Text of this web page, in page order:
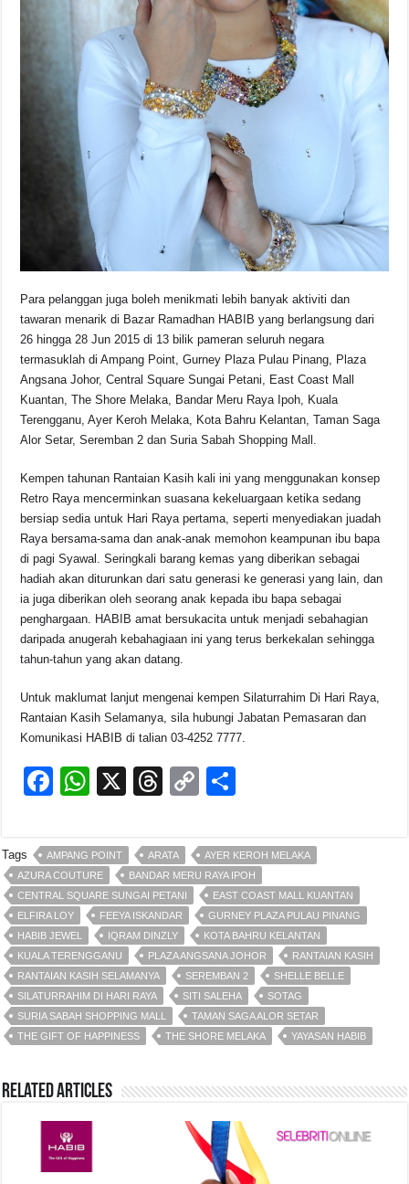
Para pelanggan juga boleh menikmati lebih banyak aktiviti dan
tawaran menarik di Bazar Ramadhan HABIB yang berlangsung dari
26 hingga 28 Jun 2015 di 13 bilik pameran seluruh negara
termasuklah di Ampang Point, Gurney Plaza Pulau Pinang, Plaza
Angsana Johor, Central Square Sungai Petani, East Coast Mall
Kuantan, The Shore Melaka, Bandar Meru Raya Ipoh, Kuala
Terengganu, Ayer Keroh Melaka, Kota Bahru Kelantan, Taman Saga
Alor Setar, Seremban 2 dan Suria Sabah Shopping Mall.
Kempen tahunan Rantaian Kasih kali ini yang menggunakan konsep
Retro Raya mencerminkan suasana kekeluargaan ketika sedang
bersiap sedia untuk Hari Raya pertama, seperti menyediakan juadah
Raya bersama-sama dan anak-anak memohon keampunan ibu bapa
di pagi Syawal. Seringkali barang kemas yang diberikan sebagai
hadiah akan diturunkan dari satu generasi ke generasi yang lain, dan
ia juga diberikan oleh seorang anak kepada ibu bapa sebagai
penghargaan. HABIB amat bersukacita untuk menjadi sebahagian
daripada anugerah kebahagiaan ini yang terus berkekalan sehingga
tahun-tahun yang akan datang.
Untuk maklumat lanjut mengenai kempen Silaturrahim Di Hari Raya,
Rantaian Kasih Selamanya, sila hubungi Jabatan Pemasaran dan
Komunikasi HABIB di talian 03-4252 7777.
F
c
e
b
o
o
k
W
at
s
A
p
p
X
T
e
a
d
s
C
p
y
Li
n
k
ar
e
Tags AMPANG POINT ARATA
AYER KEROH MELAKA
AZURA COUTURE
BANDAR MERU RAYA IPOH
CENTRAL SQUARE SUNGAI PETANI
EAST COAST MALL KUANTAN
ELFIRA LOY
FEEYA ISKANDAR
GURNEY PLAZA PULAU PINANG
HABIB JEWEL
IQRAM DINZLY
KOTA BAHRU KELANTAN
KUALA TERENGGANU
PLAZA ANGSANA JOHOR
RANTAIAN KASIH
RANTAIAN KASIH SELAMANYA
SEREMBAN 2
SHELLE BELLE
SILATURRAHIM DI HARI RAYA
SITI SALEHA
SOTAG
SURIA SABAH SHOPPING MALL
TAMAN SAGA ALOR SETAR
THE GIFT OF HAPPINESS
THE SHORE MELAKA YAYASAN HABIB
Related Articles